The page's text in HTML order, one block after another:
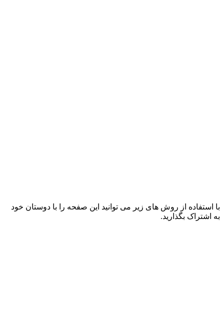
با استفاده از روش های زیر می توانید این صفحه را با دوستان خود
به اشتراک بگذارید.